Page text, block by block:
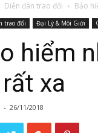
Diễn đàn trao đổi Bảo
trao đổi Đại Lý & Môi Giới
hiểm
rất xa
- 26/11/2018